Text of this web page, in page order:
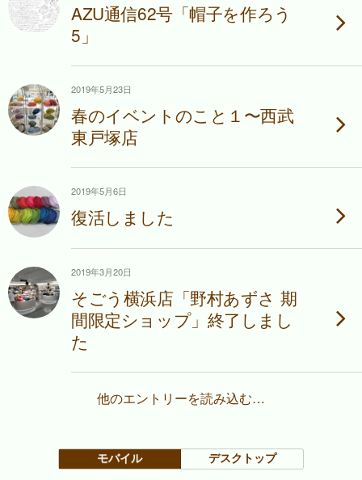
AZU通信62号「帽子を作ろう
5」
2019年5月23日
春のイベントのこと１〜西武
東戸塚店
2019年5月6日
復活しました
2019年3月20日
そごう横浜店「野村あずさ 期
間限定ショップ」終了しまし
た
他のエントリーを読み込む…
モバイル デスクトップ